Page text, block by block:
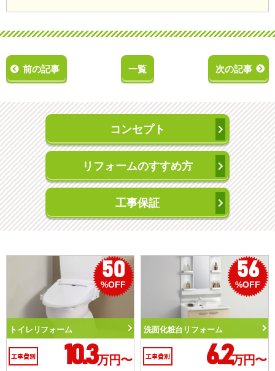
前の記事 一覧 次の記事
コンセプト
リフォームのすすめ方
工事保証
50
%OFF
トイレリフォーム
工事費別 10.3万円〜
56
%OFF
洗面化粧台リフォーム
工事費別 6.2万円〜